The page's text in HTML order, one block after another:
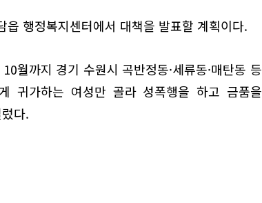
행정복지센터에서 대책을 발표할 계획이다.
월까지 경기 수원시 곡반정동·세류동·매탄동 등
귀가하는 여성만 골라 성폭행을 하고 금품을
다.